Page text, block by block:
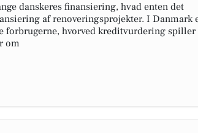
danskeres finansiering, hvad enten det
af renoveringsprojekter. I Danmark
forbrugerne, hvorved kreditvurdering spiller
om